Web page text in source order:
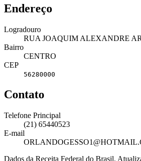
Endereço
Logradouro
RUA JOAQUIM ALEXANDRE
Bairro
CENTRO
CEP
56280000
Contato
Telefone Principal
(21) 65440523
E-mail
Dados da Receita Federal do Brasil.